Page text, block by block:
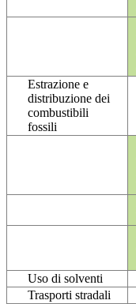
Estrazione e
distribuzione dei
combustibili
fossili
Uso di solventi
Trasporti stradali